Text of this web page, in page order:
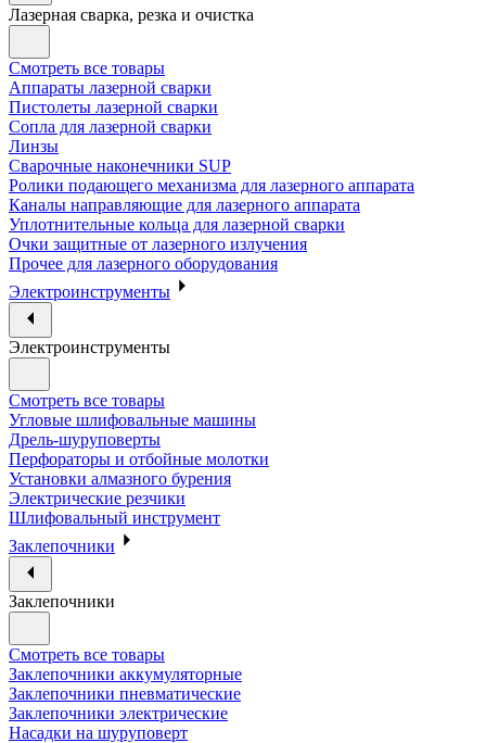
Лазерная сварка, резка и очистка
Смотреть все товары
Аппараты лазерной сварки
Пистолеты лазерной сварки
Сопла для лазерной сварки
Линзы
Сварочные наконечники SUP
Ролики подающего механизма для лазерного аппарата
Каналы направляющие для лазерного аппарата
Уплотнительные кольца для лазерной сварки
Очки защитные от лазерного излучения
Прочее для лазерного оборудования
Электроинструменты
Электроинструменты
Смотреть все товары
Угловые шлифовальные машины
Дрель-шуруповерты
Перфораторы и отбойные молотки
Установки алмазного бурения
Электрические резчики
Шлифовальный инструмент
Заклепочники
Заклепочники
Смотреть все товары
Заклепочники аккумуляторные
Заклепочники пневматические
Заклепочники электрические
Насадки на шуруповерт